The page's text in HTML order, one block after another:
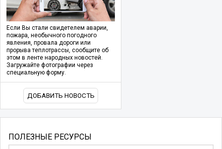
Если Вы стали свидетелем аварии,
пожара, необычного погодного
явления, провала дороги или
прорыва теплотрассы, сообщите об
этом в ленте народных новостей.
Загружайте фотографии через
специальную форму.
ДОБАВИТЬ НОВОСТЬ
ПОЛЕЗНЫЕ РЕСУРСЫ